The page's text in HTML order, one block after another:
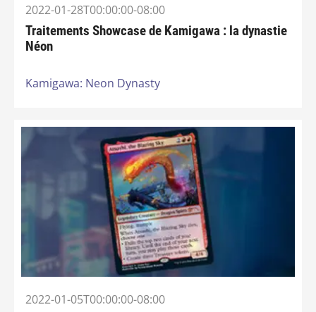
2022-01-28T00:00:00-08:00
Traitements Showcase de Kamigawa : la dynastie
Néon
Kamigawa: Neon Dynasty
2022-01-05T00:00:00-08:00